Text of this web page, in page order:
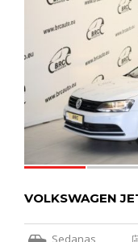
49
VOLKSWAGEN
Sedanas